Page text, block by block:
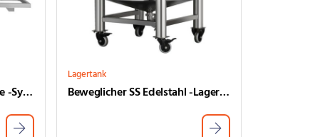
Industriales Umkehrosmose -System Industrial RO -Wassersystem
Lagertank
Beweglicher SS Edelstahl -Lagertank für Kosmetikcreme Speicherung